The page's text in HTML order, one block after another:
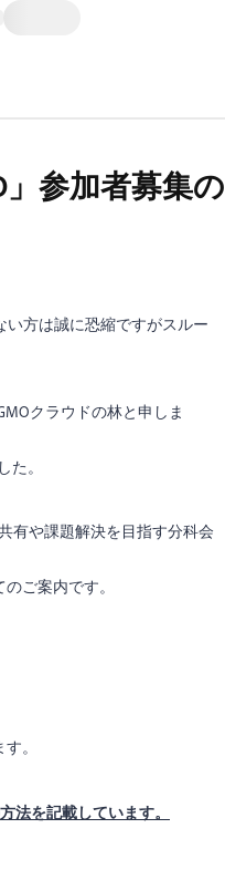
」参加者募集の
い方は誠に恐縮ですがスルー
クラウドの林と申しま
。
有や課題解決を目指す分科会
ご案内です。
。
法を記載しています。